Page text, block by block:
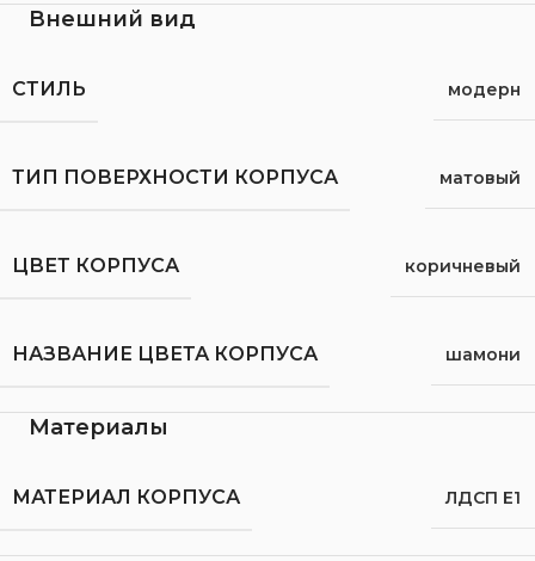
Внешний вид
СТИЛЬ модерн
ТИП ПОВЕРХНОСТИ КОРПУСА матовый
ЦВЕТ КОРПУСА коричневый
НАЗВАНИЕ ЦВЕТА КОРПУСА шамони
Материалы
МАТЕРИАЛ КОРПУСА ЛДСП Е1